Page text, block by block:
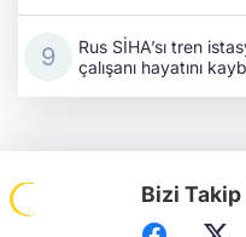
Rus SİHA’sı tren
çalışanı hayatını
Bizi Takip